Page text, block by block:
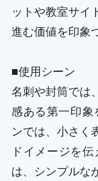
ットや教室サイ
進む価値を印象
■使用シーン
名刺や封筒では
感ある第一印象
ンでは、小さく
ドイメージを
は、シンプルな